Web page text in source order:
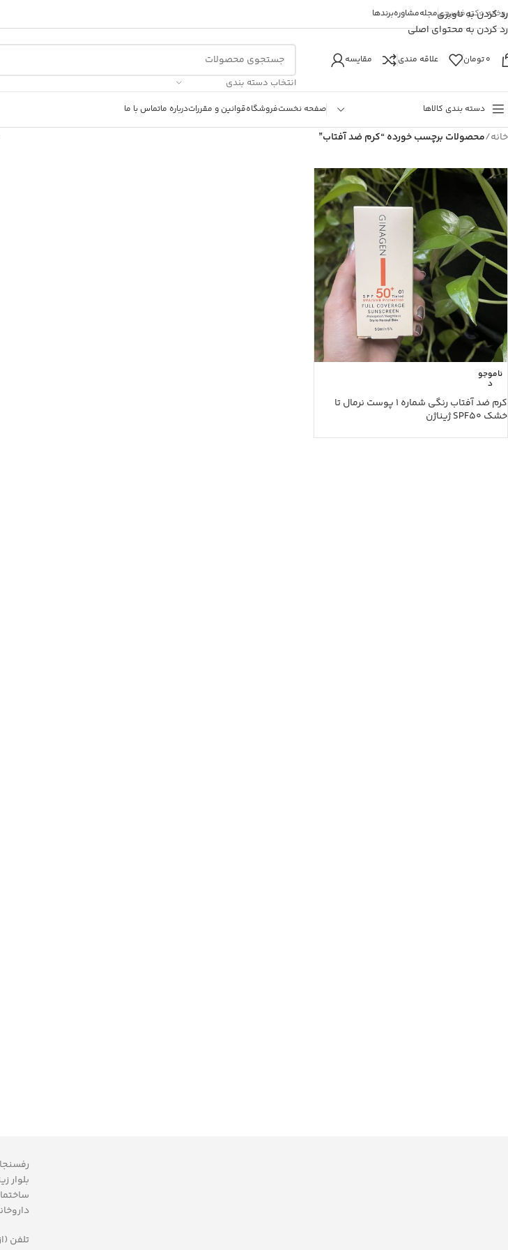
رد کردن به ناوبری
رد کردن به محتوای اصلی
دکتر فصیحیمجلهمشاورهبرندها
0تومان علاقه مندی مقایسه
انتخاب دسته بندی
دسته بندی کالاها صفحه نخستفروشگاهقوانین و مقرراتدرباره ماتماس با ما
خانه/محصولات برچسب خورده “کرم ضد آفتاب”
ناموجو
د
کرم ضد آفتاب رنگی شماره 1 پوست نرمال تا
خشک SPF50 ژیناژن
بلوار
تلفن (از 16 تا